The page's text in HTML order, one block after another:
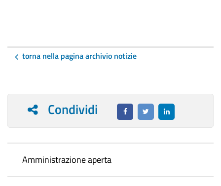
torna nella pagina archivio notizie
Condividi
Amministrazione aperta